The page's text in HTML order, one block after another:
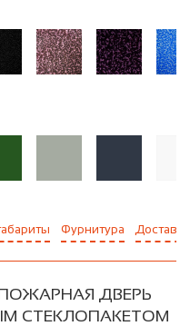
Фурнитура Доставка
ДВЕРЬ
СТЕКЛОПАКЕТОМ